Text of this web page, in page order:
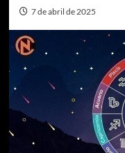
7 de abril de 2025